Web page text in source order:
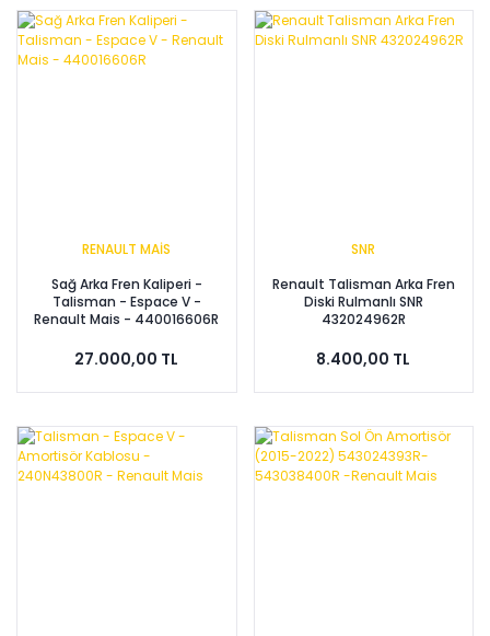
RENAULT MAİS
Sağ Arka Fren Kaliperi -
Talisman - Espace V -
Renault Mais - 440016606R
27.000,00 TL
SNR
Renault Talisman Arka Fren
Diski Rulmanlı SNR
432024962R
8.400,00 TL